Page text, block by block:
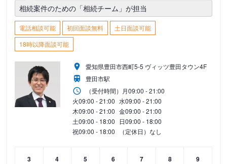
相続案件のための「相続チーム」が担当
電話相談可能 初回面談無料
土日面談可能
18時以降面談可能
愛知県豊田市西町5-5 ヴィッツ豊田タウン4F
豊田市駅
（受付時間） 月09:00 - 21:00
火09:00 - 21:00 水09:00 - 21:00
木09:00 - 21:00 金09:00 - 21:00
土09:00 - 18:00 日09:00 - 18:00
祝09:00 - 18:00 （定休日）なし
3
4
5
6
7
8
9